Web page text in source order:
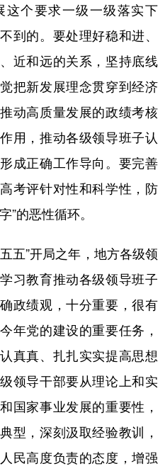
这个要求一级一级落实下
到的。要处理好稳和进、
近和远的关系，坚持底线
把新发展理念贯穿到经济
动高质量发展的政绩考核
用，推动各级领导班子认
成正确工作导向。要完善
考评针对性和科学性，防
”的恶性循环。
”开局之年，地方各级领
习教育推动各级领导班子
政绩观，十分重要，很有
年党的建设的重要任务，
真真、扎扎实实提高思想
领导干部要从理论上和实
国家事业发展的重要性，
型，深刻汲取经验教训，
民高度负责的态度，增强